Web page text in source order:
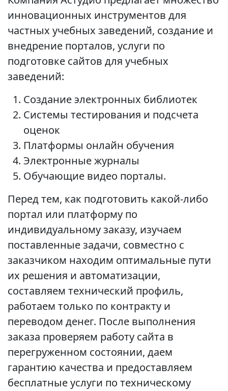
инновационных инструментов для
частных учебных заведений, создание и
внедрение порталов, услуги по
подготовке сайтов для учебных
заведений:
Создание электронных библиотек
Системы тестирования и подсчета
оценок
Платформы онлайн обучения
Электронные журналы
Обучающие видео порталы.
Перед тем, как подготовить какой-либо
портал или платформу по
индивидуальному заказу, изучаем
поставленные задачи, совместно с
заказчиком находим оптимальные пути
их решения и автоматизации,
составляем технический профиль,
работаем только по контракту и
переводом денег. После выполнения
заказа проверяем работу сайта в
перегруженном состоянии, даем
гарантию качества и предоставляем
бесплатные услуги по техническому